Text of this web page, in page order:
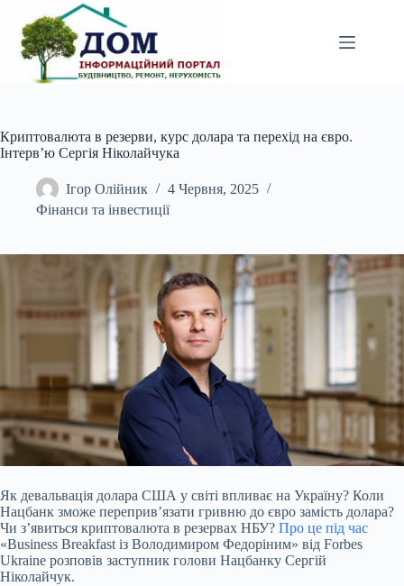
вмісту
Криптовалюта в резерви, курс долара та перехід на євро.
Інтерв’ю Сергія Ніколайчука
Ігор Олійник
4 Червня, 2025
Фінанси та інвестиції
Як девальвація долара США у світі впливає на Україну? Коли
Нацбанк зможе перепривʼязати гривню до євро замість долара?
Чи зʼявиться криптовалюта в резервах НБУ? Про це під час
«Business Breakfast із Володимиром Федоріним» від Forbes
Ukraine розповів заступник голови Нацбанку Сергій
Ніколайчук.